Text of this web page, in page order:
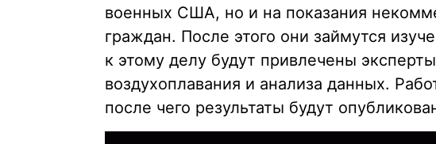
военных США, но и на показания
граждан. После этого они займутся
к этому делу будут привлечены
воздухоплавания и анализа данных.
после чего результаты будут